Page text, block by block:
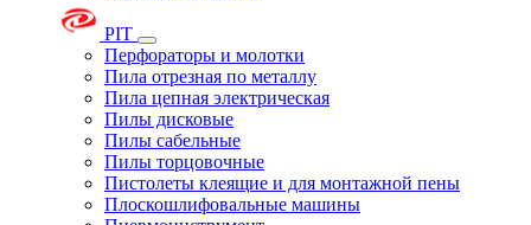
PIT
Перфораторы и молотки
Пила отрезная по металлу
Пила цепная электрическая
Пилы дисковые
Пилы сабельные
Пилы торцовочные
Пистолеты клеящие и для монтажной пены
Плоскошлифовальные машины